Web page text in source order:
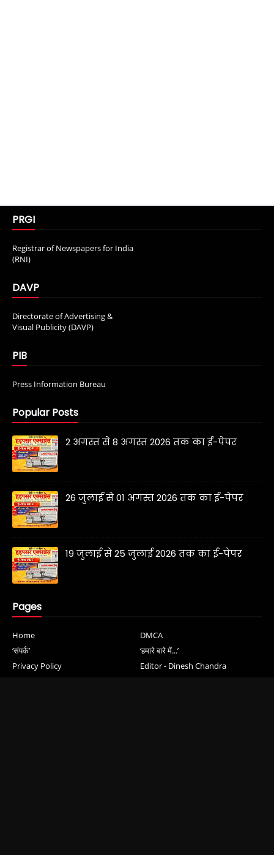
PRGI
Registrar of Newspapers for India
(RNI)
DAVP
Directorate of Advertising &
Visual Publicity (DAVP)
PIB
Press Information Bureau
Popular Posts
2 अगस्त से 8 अगस्त 2026 तक का ई-पेपर
26 जुलाई से 01 अगस्त 2026 तक का ई-पेपर
19 जुलाई से 25 जुलाई 2026 तक का ई-पेपर
Pages
Home
DMCA
‘संपर्क’
‘हमारे बारे में...’
Privacy Policy
Editor - Dinesh Chandra